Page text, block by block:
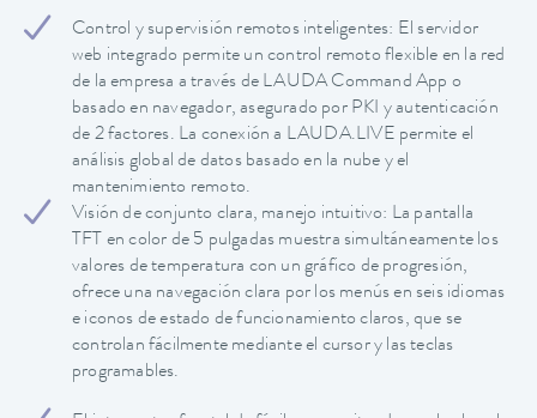
Control y supervisión remotos inteligentes: El servidor
web integrado permite un control remoto flexible en la red
de la empresa a través de LAUDA Command App o
basado en navegador, asegurado por PKI y autenticación
de 2 factores. La conexión a LAUDA.LIVE permite el
análisis global de datos basado en la nube y el
mantenimiento remoto.
Visión de conjunto clara, manejo intuitivo: La pantalla
TFT en color de 5 pulgadas muestra simultáneamente los
valores de temperatura con un gráfico de progresión,
ofrece una navegación clara por los menús en seis idiomas
e iconos de estado de funcionamiento claros, que se
controlan fácilmente mediante el cursor y las teclas
programables.